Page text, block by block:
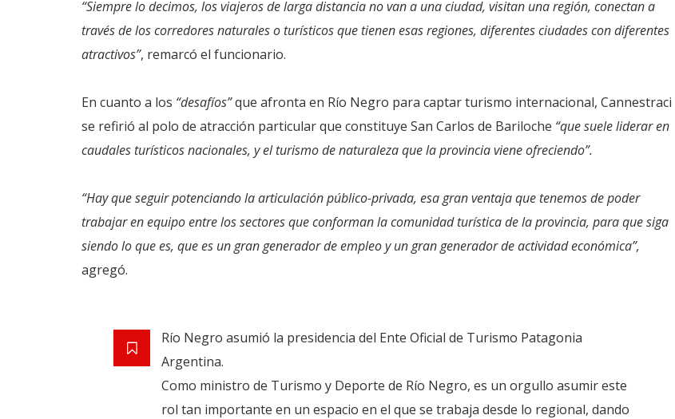
“Siempre lo decimos, los viajeros de larga distancia no van a una ciudad, visitan una región, conectan a
través de los corredores naturales o turísticos que tienen esas regiones, diferentes ciudades con diferentes
atractivos”, remarcó el funcionario.
En cuanto a los “desafíos”que afronta en Río Negro para captar turismo internacional, Cannestraci
se refirió al polo de atracción particular que constituye San Carlos de Bariloche “que suele liderar en
caudales turísticos nacionales, y el turismo de naturaleza que la provincia viene ofreciendo”.
“Hay que seguir potenciando la articulación público-privada, esa gran ventaja que tenemos de poder
trabajar en equipo entre los sectores que conforman la comunidad turística de la provincia, para que siga
siendo lo que es, que es un gran generador de empleo y un gran generador de actividad económica”,
agregó.
Río Negro asumió la presidencia del Ente Oficial de Turismo Patagonia
Argentina.
Como ministro de Turismo y Deporte de Río Negro, es un orgullo asumir este
rol tan importante en un espacio en el que se trabaja desde lo regional, dando